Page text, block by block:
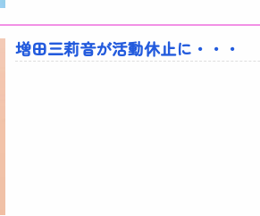
増田三莉音が活動休止に・・・